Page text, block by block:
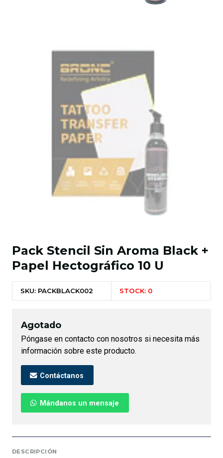
Pack Stencil Sin Aroma Black +
Papel Hectográfico 10 U
SKU: PACKBLACK002 STOCK: 0
Agotado
Póngase en contacto con nosotros si necesita más
información sobre este producto.
Contáctanos
Mándanos un mensaje
DESCRIPCIÓN